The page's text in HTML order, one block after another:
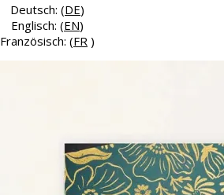
Deutsch: (DE)
Englisch: (EN)
Französisch: (FR )